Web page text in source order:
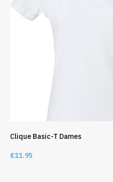
Clique Basic-T Dames
€11.95